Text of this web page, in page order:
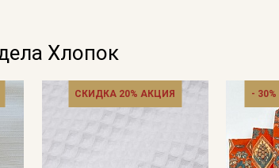
Хлопок
СКИДКА 20% АКЦИЯ -